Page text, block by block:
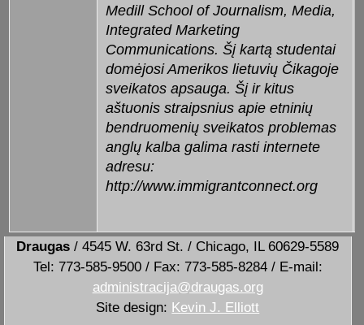
Medill School of Journalism, Media,
Integrated Marketing
Communications. Šį kartą studentai
domėjosi Amerikos lietuvių Čikagoje
sveikatos apsauga. Šį ir kitus
aštuonis straipsnius apie etninių
bendruomenių sveikatos problemas
anglų kalba galima rasti internete
adresu:
http://www.immigrantconnect.org
Draugas / 4545 W. 63rd St. / Chicago, IL 60629-5589
Tel: 773-585-9500 / Fax: 773-585-8284 / E-mail:
administracija@draugas.org
Site design: Kevin J. Elliott